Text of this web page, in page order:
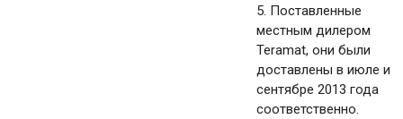
5. Поставленные
местным дилером
Teramat, они были
доставлены в июле и
сентябре 2013 года
соответственно.